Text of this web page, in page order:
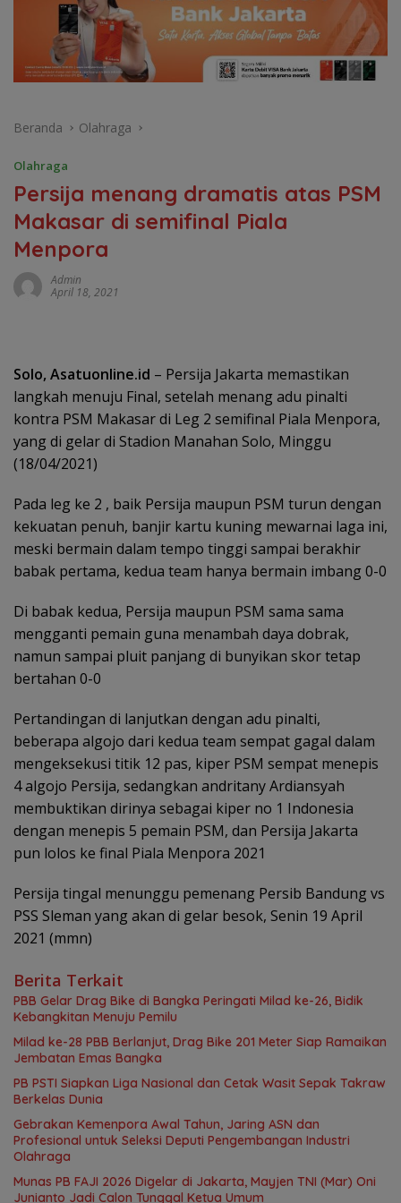
Beranda Olahraga
Olahraga
Persija menang dramatis atas PSM
Makasar di semifinal Piala
Menpora
Admin
April 18, 2021
Solo, Asatuonline.id – Persija Jakarta memastikan
langkah menuju Final, setelah menang adu pinalti
kontra PSM Makasar di Leg 2 semifinal Piala Menpora,
yang di gelar di Stadion Manahan Solo, Minggu
(18/04/2021)
Pada leg ke 2 , baik Persija maupun PSM turun dengan
kekuatan penuh, banjir kartu kuning mewarnai laga ini,
meski bermain dalam tempo tinggi sampai berakhir
babak pertama, kedua team hanya bermain imbang 0-0
Di babak kedua, Persija maupun PSM sama sama
mengganti pemain guna menambah daya dobrak,
namun sampai pluit panjang di bunyikan skor tetap
bertahan 0-0
Pertandingan di lanjutkan dengan adu pinalti,
beberapa algojo dari kedua team sempat gagal dalam
mengeksekusi titik 12 pas, kiper PSM sempat menepis
4 algojo Persija, sedangkan andritany Ardiansyah
membuktikan dirinya sebagai kiper no 1 Indonesia
dengan menepis 5 pemain PSM, dan Persija Jakarta
pun lolos ke final Piala Menpora 2021
Persija tingal menunggu pemenang Persib Bandung vs
PSS Sleman yang akan di gelar besok, Senin 19 April
2021 (mmn)
Berita Terkait
PBB Gelar Drag Bike di Bangka Peringati Milad ke-26, Bidik
Milad ke-28 PBB Berlanjut, Drag Bike 201 Meter Siap Ramaikan
Jembatan Emas Bangka
PB PSTI Siapkan Liga Nasional dan Cetak Wasit Sepak Takraw
Berkelas Dunia
Gebrakan Kemenpora Awal Tahun, Jaring ASN dan
Profesional untuk Seleksi Deputi Pengembangan Industri
Olahraga
Munas PB FAJI 2026 Digelar di Jakarta, Mayjen TNI (Mar) Oni
Junianto Jadi Calon Tunggal Ketua Umum